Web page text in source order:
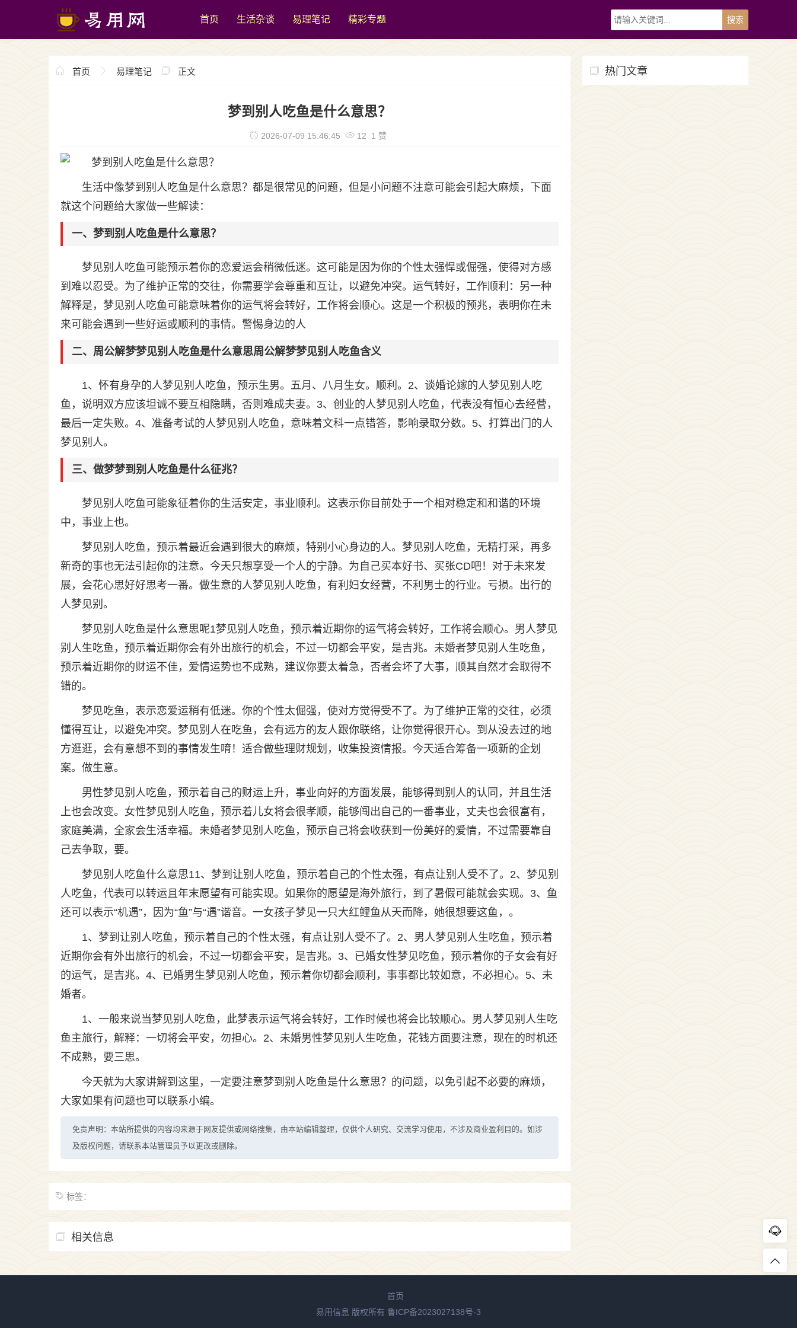
首页 生活杂谈 易理笔记 精彩专题
首页 易理笔记 正文
梦到别人吃鱼是什么意思？
2026-07-09 15:46:45 12 1 赞
生活中像梦到别人吃鱼是什么意思？都是很常见的问题，但是小问题不注意可能会引起大麻烦，下面
就这个问题给大家做一些解读：
一、梦到别人吃鱼是什么意思？
梦见别人吃鱼可能预示着你的恋爱运会稍微低迷。这可能是因为你的个性太强悍或倔强，使得对方感
到难以忍受。为了维护正常的交往，你需要学会尊重和互让，以避免冲突。运气转好，工作顺利：另一种
解释是，梦见别人吃鱼可能意味着你的运气将会转好，工作将会顺心。这是一个积极的预兆，表明你在未
来可能会遇到一些好运或顺利的事情。警惕身边的人
二、周公解梦梦见别人吃鱼是什么意思周公解梦梦见别人吃鱼含义
1、怀有身孕的人梦见别人吃鱼，预示生男。五月、八月生女。顺利。2、谈婚论嫁的人梦见别人吃
鱼，说明双方应该坦诚不要互相隐瞒，否则难成夫妻。3、创业的人梦见别人吃鱼，代表没有恒心去经营，
最后一定失败。4、准备考试的人梦见别人吃鱼，意味着文科一点错答，影响录取分数。5、打算出门的人
梦见别人。
三、做梦梦到别人吃鱼是什么征兆？
梦见别人吃鱼可能象征着你的生活安定，事业顺利。这表示你目前处于一个相对稳定和和谐的环境
中，事业上也。
梦见别人吃鱼，预示着最近会遇到很大的麻烦，特别小心身边的人。梦见别人吃鱼，无精打采，再多
新奇的事也无法引起你的注意。今天只想享受一个人的宁静。为自己买本好书、买张CD吧！对于未来发
展，会花心思好好思考一番。做生意的人梦见别人吃鱼，有利妇女经营，不利男士的行业。亏损。出行的
人梦见别。
梦见别人吃鱼是什么意思呢1梦见别人吃鱼，预示着近期你的运气将会转好，工作将会顺心。男人梦见
别人生吃鱼，预示着近期你会有外出旅行的机会，不过一切都会平安，是吉兆。未婚者梦见别人生吃鱼，
预示着近期你的财运不佳，爱情运势也不成熟，建议你要太着急，否者会坏了大事，顺其自然才会取得不
错的。
梦见吃鱼，表示恋爱运稍有低迷。你的个性太倔强，使对方觉得受不了。为了维护正常的交往，必须
懂得互让，以避免冲突。梦见别人在吃鱼，会有远方的友人跟你联络，让你觉得很开心。到从没去过的地
方逛逛，会有意想不到的事情发生唷！适合做些理财规划，收集投资情报。今天适合筹备一项新的企划
案。做生意。
男性梦见别人吃鱼，预示着自己的财运上升，事业向好的方面发展，能够得到别人的认同，并且生活
上也会改变。女性梦见别人吃鱼，预示着儿女将会很孝顺，能够闯出自己的一番事业，丈夫也会很富有，
家庭美满，全家会生活幸福。未婚者梦见别人吃鱼，预示自己将会收获到一份美好的爱情，不过需要靠自
己去争取，要。
梦见别人吃鱼什么意思11、梦到让别人吃鱼，预示着自己的个性太强，有点让别人受不了。2、梦见别
人吃鱼，代表可以转运且年末愿望有可能实现。如果你的愿望是海外旅行，到了暑假可能就会实现。3、鱼
还可以表示“机遇”，因为“鱼”与“遇”谐音。一女孩子梦见一只大红鲤鱼从天而降，她很想要这鱼，。
1、梦到让别人吃鱼，预示着自己的个性太强，有点让别人受不了。2、男人梦见别人生吃鱼，预示着
近期你会有外出旅行的机会，不过一切都会平安，是吉兆。3、已婚女性梦见吃鱼，预示着你的子女会有好
的运气，是吉兆。4、已婚男生梦见别人吃鱼，预示着你切都会顺利，事事都比较如意，不必担心。5、未
婚者。
1、一般来说当梦见别人吃鱼，此梦表示运气将会转好，工作时候也将会比较顺心。男人梦见别人生吃
鱼主旅行，解释：一切将会平安，勿担心。2、未婚男性梦见别人生吃鱼，花钱方面要注意，现在的时机还
不成熟，要三思。
今天就为大家讲解到这里，一定要注意梦到别人吃鱼是什么意思？的问题，以免引起不必要的麻烦，
大家如果有问题也可以联系小编。
免责声明：本站所提供的内容均来源于网友提供或网络搜集，由本站编辑整理，仅供个人研究、交流学习使用，不涉及商业盈利目的。如涉
及版权问题，请联系本站管理员予以更改或删除。
标签：
相关信息
热门文章
首页
易用信息 版权所有 鲁ICP备2023027138号-3